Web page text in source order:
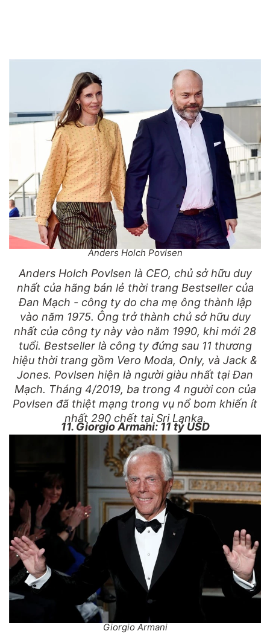
Anders Holch Povlsen
Anders Holch Povlsen là CEO, chủ sở hữu duy
nhất của hãng bán lẻ thời trang Bestseller của
Đan Mạch - công ty do cha mẹ ông thành lập
vào năm 1975. Ông trở thành chủ sở hữu duy
nhất của công ty này vào năm 1990, khi mới 28
tuổi. Bestseller là công ty đứng sau 11 thương
hiệu thời trang gồm Vero Moda, Only, và Jack &
Jones. Povlsen hiện là người giàu nhất tại Đan
Mạch. Tháng 4/2019, ba trong 4 người con của
Povlsen đã thiệt mạng trong vụ nổ bom khiến ít
nhất 290 chết tại Sri Lanka.
11. Giorgio Armani: 11 tỷ USD
Giorgio Armani